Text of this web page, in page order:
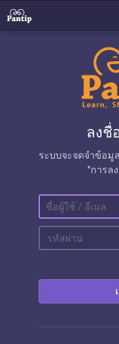
ลงชื่
ระบบจะจดจำข้อมู
"การล